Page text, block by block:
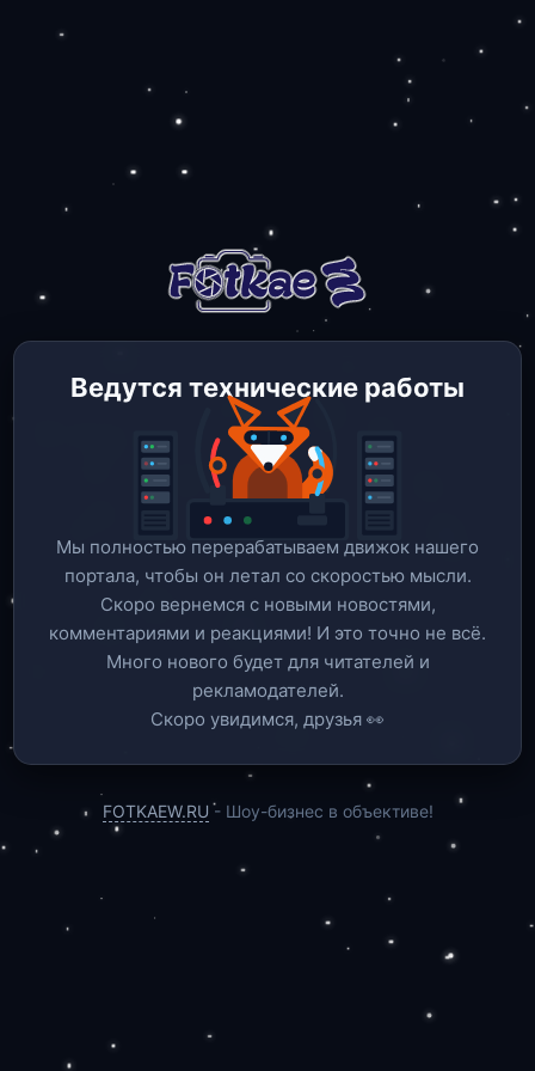
Ведутся технические работы
Мы полностью перерабатываем движок нашего
портала, чтобы он летал со скоростью мысли.
Скоро вернемся c новыми новостями,
комментариями и реакциями! И это точно не всё.
Много нового будет для читателей и
рекламодателей.
Скоро увидимся, друзья 👀
FOTKAEW.RU - Шоу-бизнес в объективе!